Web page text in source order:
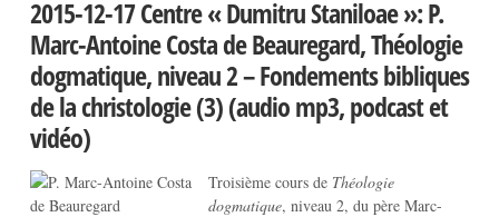
2015-12-17 Centre « Dumitru Staniloae »: P.
Marc-Antoine Costa de Beauregard, Théologie
dogmatique, niveau 2 – Fondements bibliques
de la christologie (3) (audio mp3, podcast et
vidéo)
Troisième cours de Théologie
dogmatique, niveau 2, du père Marc-